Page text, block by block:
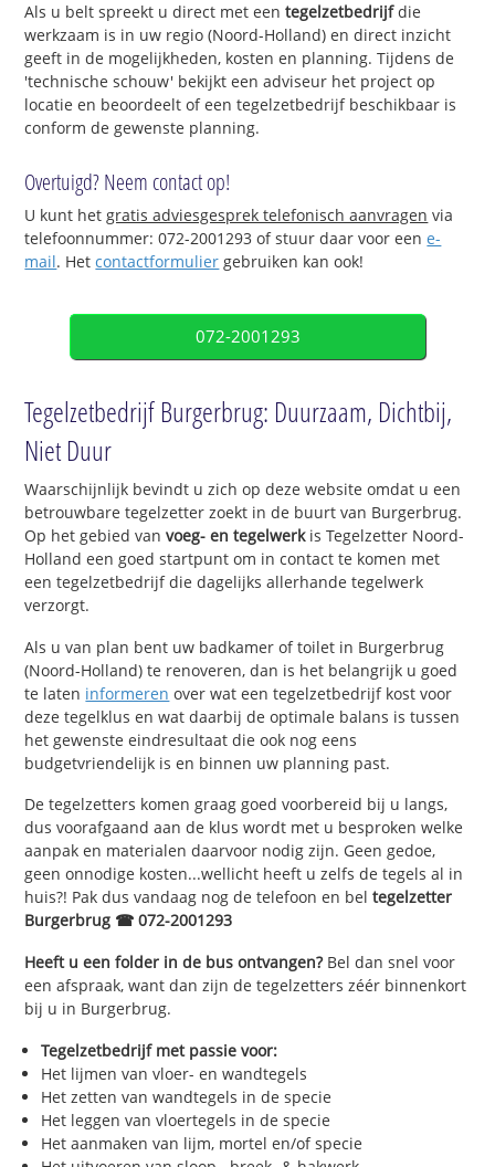
Als u belt spreekt u direct met eentegelzetbedrijfdie
werkzaam is in uw regio (Noord-Holland) en direct inzicht
geeft in de mogelijkheden, kosten en planning. Tijdens de
'technische schouw' bekijkt een adviseur het project op
locatie en beoordeelt of een tegelzetbedrijf beschikbaar is
conform de gewenste planning.
Overtuigd? Neem contact op!
U kunt hetgratis adviesgesprek telefonisch aanvragen via
telefoonnummer: 072-2001293 of stuur daar voor eene-
mail. Hetcontactformulier gebruiken kan ook!
072-2001293
Tegelzetbedrijf Burgerbrug: Duurzaam, Dichtbij,
Niet Duur
Waarschijnlijk bevindt u zich op deze website omdat u een
betrouwbare tegelzetter zoekt in de buurt van Burgerbrug.
Op het gebied van voeg- en tegelwerkis Tegelzetter Noord-
Holland een goed startpunt om in contact te komen met
een tegelzetbedrijf die dagelijks allerhande tegelwerk
verzorgt.
Als u van plan bent uw badkamer of toilet in Burgerbrug
(Noord-Holland) te renoveren, dan is het belangrijk u goed
te laten informeren over wat een tegelzetbedrijf kost voor
deze tegelklus en wat daarbij de optimale balans is tussen
het gewenste eindresultaat die ook nog eens
budgetvriendelijk is en binnen uw planning past.
De tegelzetters komen graag goed voorbereid bij u langs,
dus voorafgaand aan de klus wordt met u besproken welke
aanpak en materialen daarvoor nodig zijn. Geen gedoe,
geen onnodige kosten...wellicht heeft u zelfs de tegels al in
huis?! Pak dus vandaag nog de telefoon en beltegelzetter
Burgerbrug ☎ 072-2001293
Heeft u een folder in de bus ontvangen?Bel dan snel voor
een afspraak, want dan zijn de tegelzetters zéér binnenkort
bij u in Burgerbrug.
Tegelzetbedrijf met passie voor:
Het lijmen van vloer- en wandtegels
Het zetten van wandtegels in de specie
Het leggen van vloertegels in de specie
Het aanmaken van lijm, mortel en/of specie